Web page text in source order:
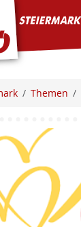
Themen